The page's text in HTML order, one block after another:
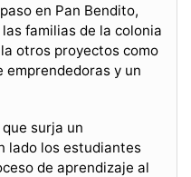
en Pan Bendito,
familias de la colonia
otros proyectos como
emprendedoras y un
surja un
lado los estudiantes
de aprendizaje al